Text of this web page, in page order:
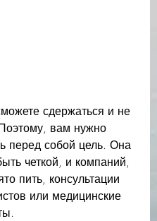
вам нужно
перед собой цель. Она
четкой, и компаний,
пить, консультации
или медицинские